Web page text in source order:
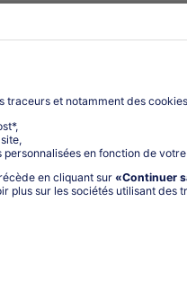
Newsletter
Notre catalogue
Application
Parrainage